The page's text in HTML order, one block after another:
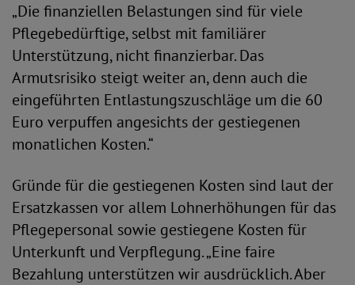
„Die finanziellen Belastungen sind für viele
Pflegebedürftige, selbst mit familiärer
Unterstützung, nicht finanzierbar. Das
Armutsrisiko steigt weiter an, denn auch die
eingeführten Entlastungszuschläge um die 60
Euro verpuffen angesichts der gestiegenen
monatlichen Kosten.“
Gründe für die gestiegenen Kosten sind laut der
Ersatzkassen vor allem Lohnerhöhungen für das
Pflegepersonal sowie gestiegene Kosten für
Unterkunft und Verpflegung. „Eine faire
Bezahlung unterstützen wir ausdrücklich. Aber